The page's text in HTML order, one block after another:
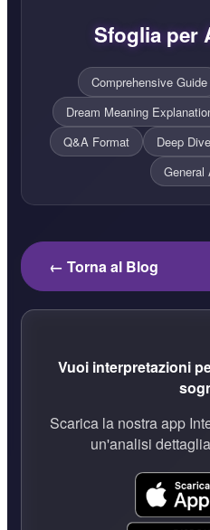
Sfoglia per
Comprehensive Guide
Dream Meaning
Q&A Format
Deep
General
← Torna al Blog
Vuoi interpretazioni
Scarica la nostra app
un'analisi